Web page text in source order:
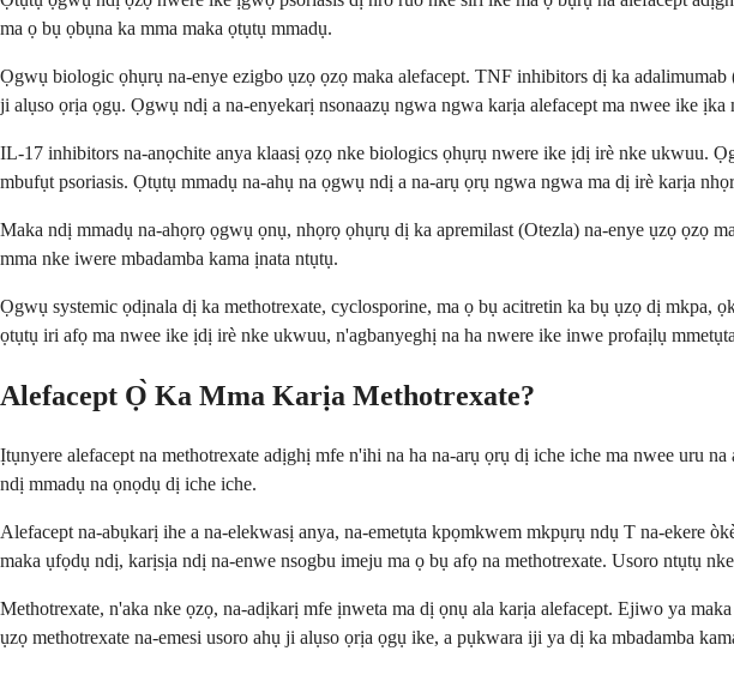
ma ọ bụ ọbụna ka mma maka ọtụtụ mmadụ.
Ọgwụ biologic ọhụrụ na-enye ezigbo ụzọ ọzọ maka alefacept. TNF inhibitors dị ka
ji alụso ọrịa ọgụ. Ọgwụ ndị a na-enyekarị nsonaazụ ngwa ngwa karịa alefacept ma nwee ike ịka
IL-17 inhibitors na-anọchite anya klaasị ọzọ nke biologics ọhụrụ nwere ike ịdị irè nke ukwuu.
mbufụt psoriasis. Ọtụtụ mmadụ na-ahụ na ọgwụ ndị a na-arụ ọrụ ngwa ngwa ma dị irè karịa
Maka ndị mmadụ na-ahọrọ ọgwụ ọnụ, nhọrọ ọhụrụ dị ka apremilast (Otezla) na-enye ụzọ ọzọ
mma nke iwere mbadamba kama ịnata ntụtụ.
Ọgwụ systemic ọdịnala dị ka methotrexate, cyclosporine, ma ọ bụ acitretin ka bụ ụzọ dị mkpa,
ọtụtụ iri afọ ma nwee ike ịdị irè nke ukwuu, n'agbanyeghị na ha nwere ike inwe profaịlụ
Alefacept Ọ̀ Ka Mma Karịa Methotrexate?
Ịtụnyere alefacept na methotrexate adịghị mfe n'ihi na ha na-arụ ọrụ dị iche iche ma nwee uru
ndị mmadụ na ọnọdụ dị iche iche.
Alefacept na-abụkarị ihe a na-elekwasị anya, na-emetụta kpọmkwem mkpụrụ ndụ T na-ekere
maka ụfọdụ ndị, karịsịa ndị na-enwe nsogbu imeju ma ọ bụ afọ na methotrexate. Usoro ntụtụ
Methotrexate, n'aka nke ọzọ, na-adịkarị mfe ịnweta ma dị ọnụ ala karịa alefacept. Ejiwo ya
ụzọ methotrexate na-emesi usoro ahụ ji alụso ọrịa ọgụ ike, a pụkwara iji ya dị ka mbadamba